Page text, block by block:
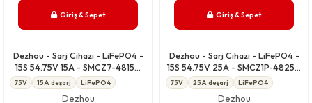
Giriş & Sepet
Dezhou - Sarj Cihazi - LiFePO4 -
15S 54.75V 15A - SMCZ7-4815A
CCCV IP67
75V 15A deşarj LiFePO4
Dezhou
Giriş & Sepet
Dezhou - Sarj Cihazi - LiFePO4 -
15S 54.75V 25A - SMCZ1P-4825A
CCCV IP67
75V 25A deşarj LiFePO4
Dezhou